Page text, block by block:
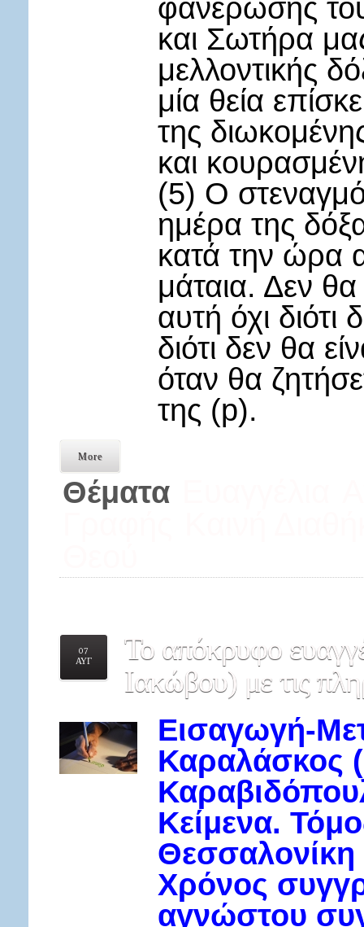
φανέρωσης
και Σωτήρα
μελλοντικής
μία θεία
της
και
(5) Ο
ημέρα της
κατά την ώρα
μάταια. Δεν θα
αυτή όχι διότι
διότι δεν θα
όταν θα
της (p).
More
Θέματα
07
ΑΥΓ
Το απόκρυφο
Ιακώβου) με τις
Εισαγωγή-
Καραλάσκος
Κείμενα.
Θεσσαλονίκη
Χρόνος
αγνώστου